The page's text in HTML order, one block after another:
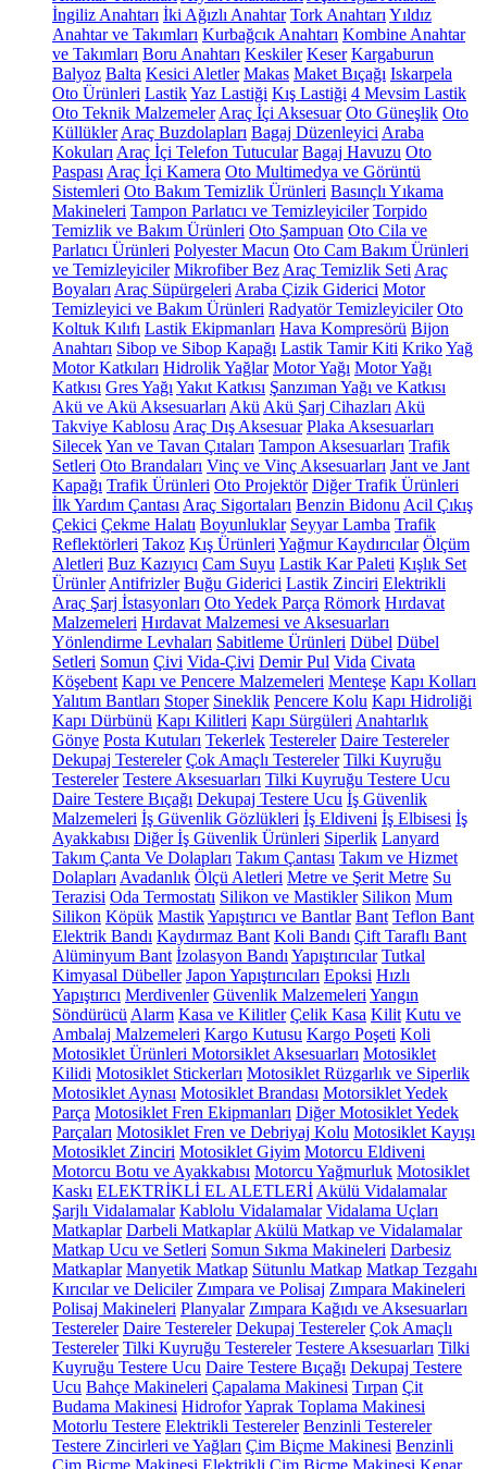
İngiliz Anahtarı İki Ağızlı Anahtar Tork Anahtarı Yıldız
Anahtar ve Takımları Kurbağcık Anahtarı Kombine Anahtar
ve Takımları Boru Anahtarı Keskiler Keser Kargaburun
Balyoz Balta Kesici Aletler Makas Maket Bıçağı Iskarpela
Oto Ürünleri LastikYaz Lastiği Kış Lastiği 4 Mevsim Lastik
Oto Teknik Malzemeler Araç İçi Aksesuar Oto Güneşlik Oto
Küllükler Araç Buzdolapları Bagaj Düzenleyici Araba
Kokuları Araç İçi Telefon Tutucular Bagaj Havuzu Oto
Paspası Araç İçi Kamera Oto Multimedya ve Görüntü
Sistemleri Oto Bakım Temizlik Ürünleri Basınçlı Yıkama
Makineleri Tampon Parlatıcı ve Temizleyiciler Torpido
Temizlik ve Bakım Ürünleri Oto Şampuan Oto Cila ve
Parlatıcı Ürünleri Polyester Macun Oto Cam Bakım Ürünleri
ve Temizleyiciler Mikrofiber Bez Araç Temizlik Seti Araç
Boyaları Araç Süpürgeleri Araba Çizik Giderici Motor
Temizleyici ve Bakım Ürünleri Radyatör Temizleyiciler Oto
Koltuk Kılıfı Lastik Ekipmanları Hava Kompresörü Bijon
Anahtarı Sibop ve Sibop Kapağı Lastik Tamir Kiti KrikoYağ
Motor Katkıları Hidrolik Yağlar Motor Yağı Motor Yağı
Katkısı Gres Yağı Yakıt Katkısı Şanzıman Yağı ve Katkısı
Akü ve Akü Aksesuarları Akü Akü Şarj Cihazları Akü
Takviye Kablosu Araç Dış Aksesuar Plaka Aksesuarları
SilecekYan ve Tavan Çıtaları Tampon Aksesuarları Trafik
Setleri Oto Brandaları Vinç ve Vinç Aksesuarları Jant ve Jant
Kapağı Trafik Ürünleri Oto Projektör Diğer Trafik Ürünleri
İlk Yardım Çantası Araç Sigortaları Benzin Bidonu Acil Çıkış
Çekici Çekme Halatı Boyunluklar Seyyar Lamba Trafik
Reflektörleri Takoz Kış Ürünleri Yağmur Kaydırıcılar Ölçüm
Aletleri Buz Kazıyıcı Cam Suyu Lastik Kar Paleti Kışlık Set
Ürünler Antifrizler Buğu Giderici Lastik Zinciri Elektrikli
Araç Şarj İstasyonları Oto Yedek Parça Römork Hırdavat
Malzemeleri Hırdavat Malzemesi ve Aksesuarları
Yönlendirme Levhaları Sabitleme Ürünleri Dübel Dübel
Setleri Somun Çivi Vida-Çivi Demir Pul Vida Civata
Köşebent Kapı ve Pencere Malzemeleri Menteşe Kapı Kolları
Yalıtım Bantları Stoper Sineklik Pencere Kolu Kapı Hidroliği
Kapı Dürbünü Kapı Kilitleri Kapı Sürgüleri Anahtarlık
Gönye Posta Kutuları Tekerlek Testereler Daire Testereler
Dekupaj Testereler Çok Amaçlı Testereler Tilki Kuyruğu
Testereler Testere Aksesuarları Tilki Kuyruğu Testere Ucu
Daire Testere Bıçağı Dekupaj Testere Ucu İş Güvenlik
Malzemeleri İş Güvenlik Gözlükleri İş Eldiveni İş Elbisesi İş
Ayakkabısı Diğer İş Güvenlik Ürünleri Siperlik Lanyard
Takım Çanta Ve Dolapları Takım Çantası Takım ve Hizmet
Dolapları Avadanlık Ölçü Aletleri Metre ve Şerit Metre Su
Terazisi Oda Termostatı Silikon ve Mastikler Silikon Mum
Silikon Köpük MastikYapıştırıcı ve Bantlar Bant Teflon Bant
Elektrik Bandı Kaydırmaz Bant Koli Bandı Çift Taraflı Bant
Alüminyum Bant İzolasyon Bandı Yapıştırıcılar Tutkal
Kimyasal Dübeller Japon Yapıştırıcıları Epoksi Hızlı
Yapıştırıcı Merdivenler Güvenlik Malzemeleri Yangın
Söndürücü Alarm Kasa ve Kilitler Çelik Kasa Kilit Kutu ve
Ambalaj Malzemeleri Kargo Kutusu Kargo Poşeti Koli
Motosiklet Ürünleri Motorsiklet Aksesuarları Motosiklet
Kilidi Motosiklet Stickerları Motosiklet Rüzgarlık ve Siperlik
Motosiklet Aynası Motosiklet Brandası Motorsiklet Yedek
Parça Motosiklet Fren Ekipmanları Diğer Motosiklet Yedek
Parçaları Motosiklet Fren ve Debriyaj Kolu Motosiklet Kayışı
Motosiklet Zinciri Motosiklet Giyim Motorcu Eldiveni
Motorcu Botu ve Ayakkabısı Motorcu Yağmurluk Motosiklet
Kaskı ELEKTRİKLİ EL ALETLERİ Akülü Vidalamalar
Şarjlı Vidalamalar Kablolu Vidalamalar Vidalama Uçları
Matkaplar Darbeli Matkaplar Akülü Matkap ve Vidalamalar
Matkap Ucu ve Setleri Somun Sıkma Makineleri Darbesiz
Matkaplar Manyetik Matkap Sütunlu Matkap Matkap Tezgahı
Kırıcılar ve Deliciler Zımpara ve Polisaj Zımpara Makineleri
Polisaj Makineleri Planyalar Zımpara Kağıdı ve Aksesuarları
Testereler Daire Testereler Dekupaj Testereler Çok Amaçlı
Testereler Tilki Kuyruğu Testereler Testere Aksesuarları Tilki
Kuyruğu Testere Ucu Daire Testere Bıçağı Dekupaj Testere
Ucu Bahçe Makineleri Çapalama Makinesi Tırpan Çit
Budama Makinesi HidroforYaprak Toplama Makinesi
Motorlu Testere Elektrikli Testereler Benzinli Testereler
Testere Zincirleri ve Yağları Çim Biçme Makinesi Benzinli
Çim Biçme Makinesi Elektrikli Çim Biçme Makinesi Kenar